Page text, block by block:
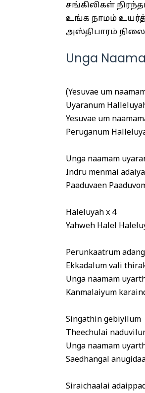
சங்கிலிகள்
உங்க நாமம்
அஸ்திபாரம்
Unga
(Yesuvae um
Uyaranum
Yesuvae um
Peruganum
Unga naamam
Indru menmai
Paaduvaen
Haleluyah x 4
Yahweh Halel
Perunkaatrum
Ekkadalum vali
Unga naamam
Kanmalaiyum
Singathin gebiyilum
Theechulai
Unga naamam
Saedhangal
Siraichaalai